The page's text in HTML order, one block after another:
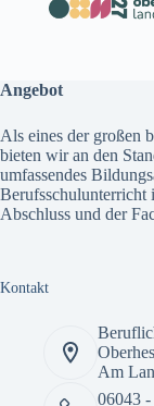
Angebot
Als eines der großen
bieten wir an den
umfassendes
Berufsschulunterricht
Abschluss und der
Kontakt
Am
06043